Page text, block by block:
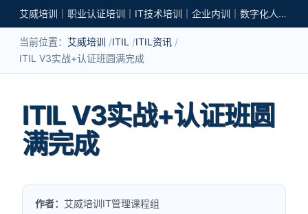
艾威培训｜职业认证培训｜IT技术培训｜企业内训｜数字化人才培养
当前位置： 艾威培训 ITIL
ITIL资讯
ITIL V3实战+认证班圆满完成
ITIL V3实战+认证班圆
满完成
作者： 艾威培训IT管理课程组